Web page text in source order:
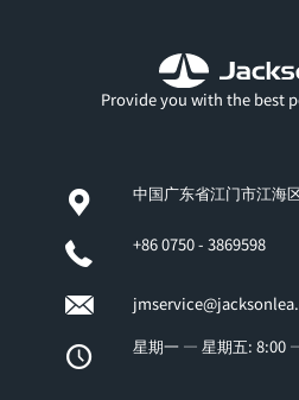
Provide you with the best
中国广东省江门市江海
+86 0750 - 3869598
星期一 — 星期五: 8:00